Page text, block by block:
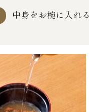
中身をお椀に入れる